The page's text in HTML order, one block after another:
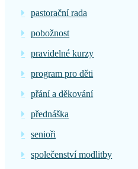
pastorační rada
pobožnost
pravidelné kurzy
program pro děti
přání a děkování
přednáška
senioři
společenství modlitby